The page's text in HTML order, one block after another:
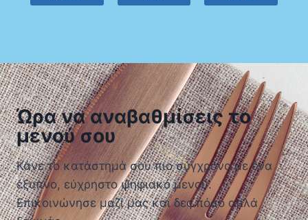
Ώρα να αναβαθμίσεις το
μενού σου
Κάνε το κατάστημά σου πιο σύγχρονο με ένα
έξυπνο, εύχρηστο ψηφιακό μενού.
Επικοινώνησε μαζί μας και δες πόσο απλά